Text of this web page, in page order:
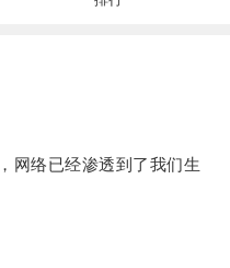
络已经渗透到了我们生